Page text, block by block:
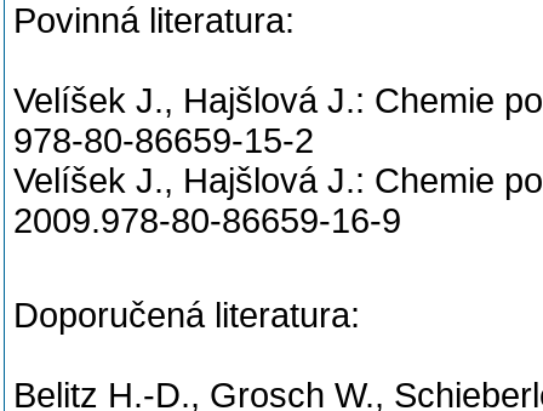
Povinná literatura:
Velíšek J., Hajšlová J.: Chemie
978-80-86659-15-2
Velíšek J., Hajšlová J.: Chemie
2009.978-80-86659-16-9
Doporučená literatura:
Belitz H.-D., Grosch W.,